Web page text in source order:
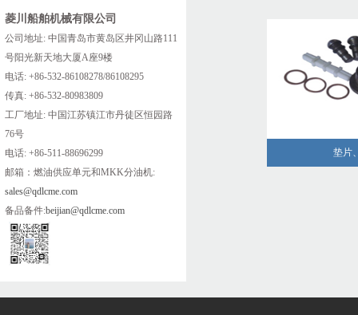
菱川船舶机械有限公司
公司地址: 中国青岛市黄岛区井冈山路111
号阳光新天地大厦A座9楼
电话: +86-532-86108278/86108295
传真: +86-532-80983809
工厂地址: 中国江苏镇江市丹徒区恒园路
76号
电话: +86-511-88696299
邮箱：燃油供应单元和MKK分油机:
sales@qdlcme.com
备品备件:beijian@qdlcme.com
垫片